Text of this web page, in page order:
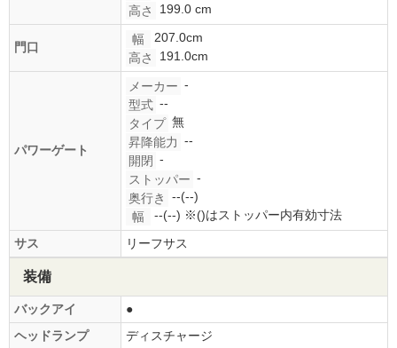
高さ
199.0 cm
門口
幅
207.0cm
高さ
191.0cm
パワーゲート
メーカー -
型式 --
タイプ 無
昇降能力 --
開閉 -
ストッパー -
奥行き
--(--)
幅
--(--) ※()はストッパー内有効寸法
サス
リーフサス
装備
バックアイ
●
ヘッドランプ
ディスチャージ